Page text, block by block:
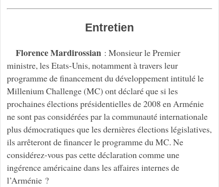
Entretien
Florence Mardirossian: Monsieur le Premier
ministre, les Etats-Unis, notamment à travers leur
programme de financement du développement intitulé le
Millenium Challenge (MC) ont déclaré que si les
prochaines élections présidentielles de 2008 en Arménie
ne sont pas considérées par la communauté internationale
plus démocratiques que les dernières élections législatives,
ils arrêteront de financer le programme du MC. Ne
considérez-vous pas cette déclaration comme une
ingérence américaine dans les affaires internes de
l’Arménie ?